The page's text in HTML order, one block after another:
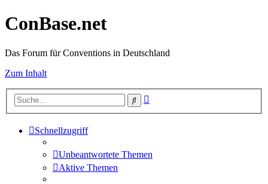
ConBase.net
Das Forum für Conventions in Deutschland
Zum Inhalt
Suche
Schnellzugriff
Unbeantwortete Themen
Aktive Themen